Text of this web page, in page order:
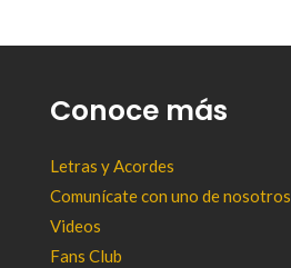
Conoce más
Letras y Acordes
Comunícate con uno de nosotros
Videos
Fans Club